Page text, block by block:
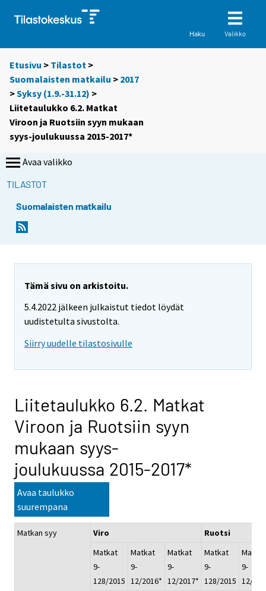
Haku Valikko
Etusivu > Tilastot >
Suomalaisten matkailu > 2017
>Syksy (1.9.-31.12) >
Liitetaulukko 6.2. Matkat
Viroon ja Ruotsiin syyn mukaan
syys-joulukuussa 2015-2017*
Avaa valikko
TILASTOT
Suomalaisten matkailu
Tämä sivu on arkistoitu.
5.4.2022 jälkeen julkaistut tiedot löydät
uudistetulta sivustolta.
Siirry uudelle tilastosivulle
Liitetaulukko 6.2. Matkat
Viroon ja Ruotsiin syyn
mukaan syys-
joulukuussa 2015-2017*
Avaa taulukko
suurempana
Matkan syy Viro
Ruotsi
Matkat
9-
128/2015
Matkat
9-
12/2016*
Matkat
9-
12/2017*
Matkat
9-
128/2015
Matkat
9-
12/